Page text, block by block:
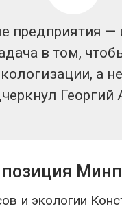
—
в том,
а
Георгий
и экологии